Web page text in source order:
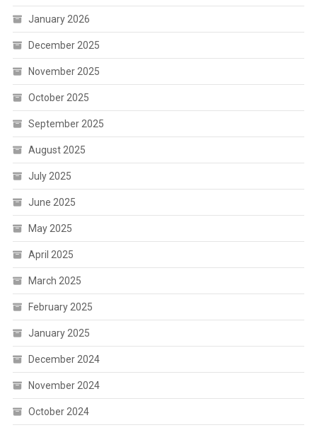
January 2026
December 2025
November 2025
October 2025
September 2025
August 2025
July 2025
June 2025
May 2025
April 2025
March 2025
February 2025
January 2025
December 2024
November 2024
October 2024